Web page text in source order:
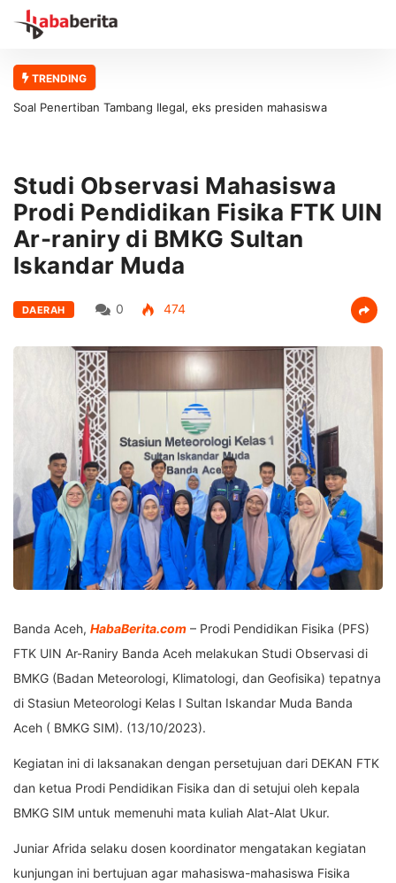
TRENDING
Soal Penertiban Tambang Ilegal, eks presiden mahasiswa
Studi Observasi Mahasiswa
Prodi Pendidikan Fisika FTK UIN
Ar-raniry di BMKG Sultan
Iskandar Muda
DAERAH 0 474
Banda Aceh, HabaBerita.com – Prodi Pendidikan Fisika (PFS)
FTK UIN Ar-Raniry Banda Aceh melakukan Studi Observasi di
BMKG (Badan Meteorologi, Klimatologi, dan Geofisika) tepatnya
di Stasiun Meteorologi Kelas I Sultan Iskandar Muda Banda
Aceh ( BMKG SIM). (13/10/2023).
Kegiatan ini di laksanakan dengan persetujuan dari DEKAN FTK
dan ketua Prodi Pendidikan Fisika dan di setujui oleh kepala
BMKG SIM untuk memenuhi mata kuliah Alat-Alat Ukur.
Juniar Afrida selaku dosen koordinator mengatakan kegiatan
kunjungan ini bertujuan agar mahasiswa-mahasiswa Fisika